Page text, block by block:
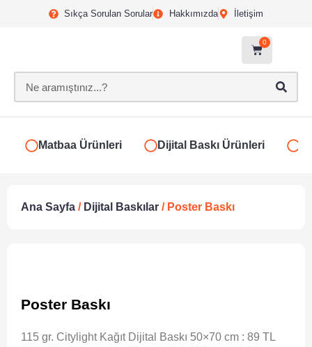
Sıkça Sorulan Sorular Hakkımızda İletişim
0
Matbaa Ürünleri Dijital Baskı Ürünleri
Ana Sayfa / Dijital Baskılar / Poster Baskı
Poster Baskı
115 gr. Citylight Kağıt Dijital Baskı 50×70 cm : 89 TL